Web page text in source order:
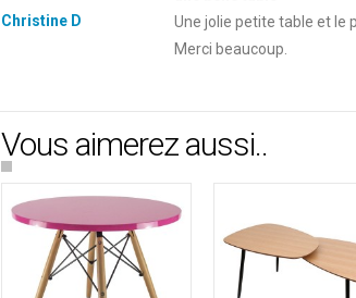
Christine D
Une jolie petite table et le
Merci beaucoup.
Vous aimerez aussi..